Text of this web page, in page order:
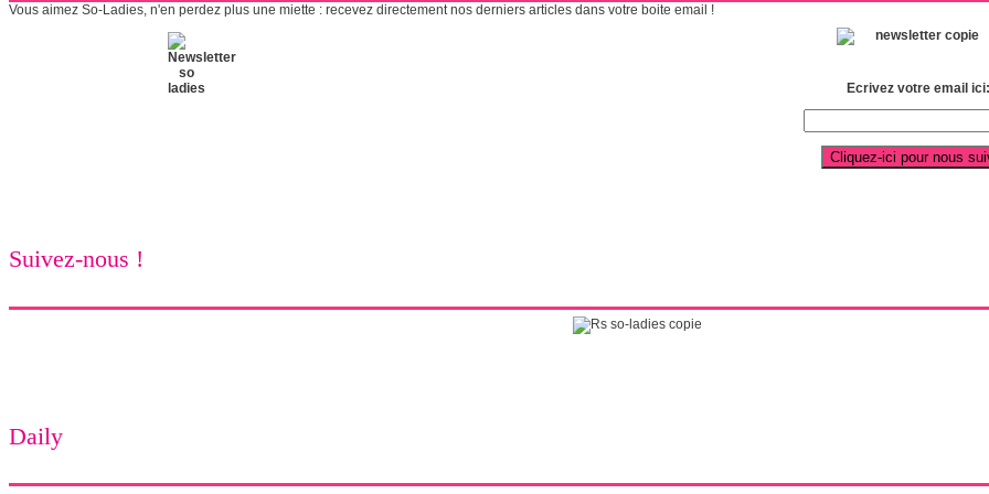
Vous aimez So-Ladies, n'en perdez plus une miette : recevez directement nos derniers articles dans votre boite email !
Ecrivez votre email ici:
Suivez-nous !
Daily